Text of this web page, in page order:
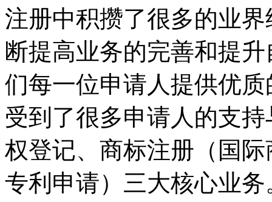
注册中积攒了很多的业
断提高业务的完善和提
们每一位申请人提供优
受到了很多申请人的支
权登记、商标注册（国
专利申请）三大核心业